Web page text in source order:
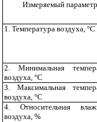
Измеряемый параметр
1. Температура воздуха, °С
2. Минимальная
воздуха, °С
3. Максимальная
воздуха, °С
4. Относительная
воздуха, %